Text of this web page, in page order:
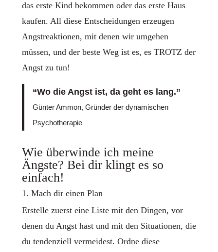
das erste Kind bekommen oder das erste Haus
kaufen. All diese Entscheidungen erzeugen
Angstreaktionen, mit denen wir umgehen
müssen, und der beste Weg ist es, es TROTZ der
Angst zu tun!
“Wo die Angst ist, da geht es lang.”
Günter Ammon, Gründer der dynamischen
Psychotherapie
Wie überwinde ich meine
Ängste? Bei dir klingt es so
einfach!
1. Mach dir einen Plan
Erstelle zuerst eine Liste mit den Dingen, vor
denen du Angst hast und mit den Situationen, die
du tendenziell vermeidest. Ordne diese